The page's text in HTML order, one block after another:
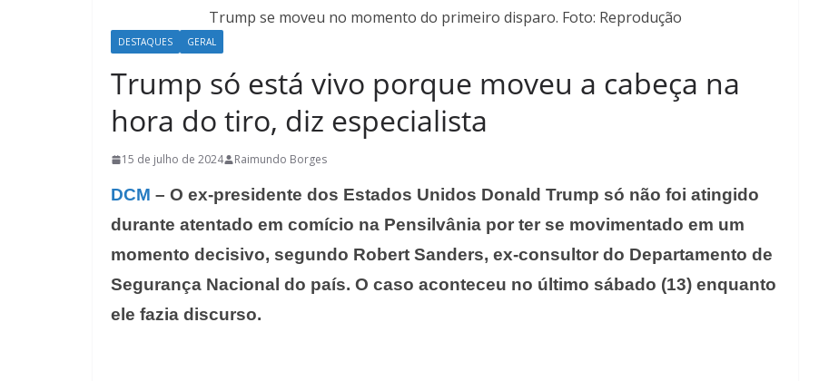
Trump se moveu no momento do primeiro disparo. Foto: Reprodução
DESTAQUES GERAL
Trump só está vivo porque moveu a cabeça na
hora do tiro, diz especialista
15 de julho de 2024 Raimundo Borges
DCM – O ex-presidente dos Estados Unidos Donald Trump só não foi atingido
durante atentado em comício na Pensilvânia por ter se movimentado em um
momento decisivo, segundo Robert Sanders, ex-consultor do Departamento de
Segurança Nacional do país. O caso aconteceu no último sábado (13) enquanto
ele fazia discurso.